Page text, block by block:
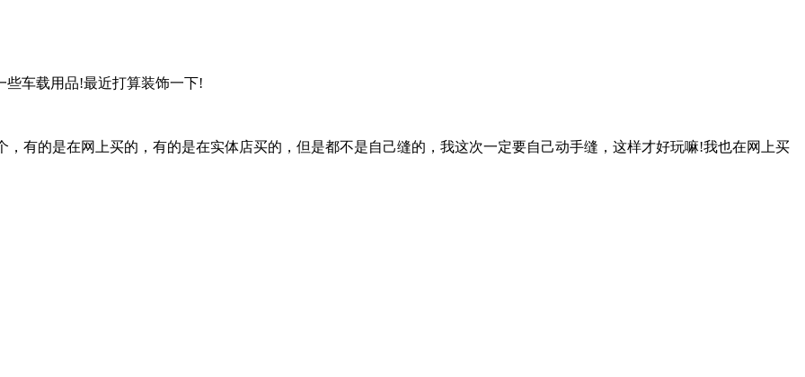
车载用品!最近打算装饰一下!
的是在网上买的，有的是在实体店买的，但是都不是自己缝的，我这次一定要自己动手缝，这样才好玩嘛!我也在网上买